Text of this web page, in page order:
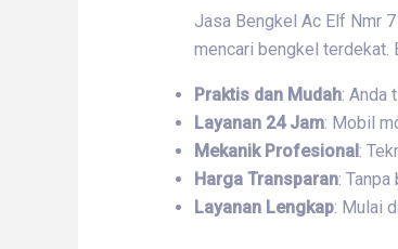
Jasa Bengkel Ac Elf Nmr
mencari bengkel terdekat.
Praktis dan Mudah: Anda
Layanan 24 Jam: Mobil
Mekanik Profesional :
Harga Transparan:
Layanan Lengkap: Mulai